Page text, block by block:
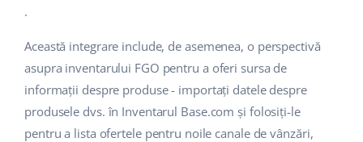
Colaborare si parteneri
Contact
Français
Italiano
polski
.
Această integrare include, de asemenea, o perspectivă
asupra inventarului FGO pentru a oferi sursa de
informații despre produse - importați datele despre
produsele dvs. în Inventarul Base.com și folosiți-le
pentru a lista ofertele pentru noile canale de vânzări,